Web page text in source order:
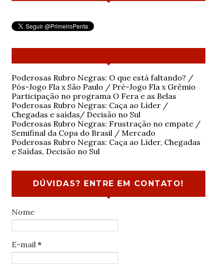
Poderosas Rubro Negras: O que está faltando? /
Pós-Jogo Fla x São Paulo / Pré-Jogo Fla x Grêmio
Participação no programa O Fera e as Belas
Poderosas Rubro Negras: Caça ao Líder /
Chegadas e saídas/ Decisão no Sul
Poderosas Rubro Negras: Frustração no empate /
Semifinal da Copa do Brasil / Mercado
Poderosas Rubro Negras: Caça ao Líder, Chegadas
e Saídas, Decisão no Sul
DÚVIDAS? ENTRE EM CONTATO!
Nome
E-mail *